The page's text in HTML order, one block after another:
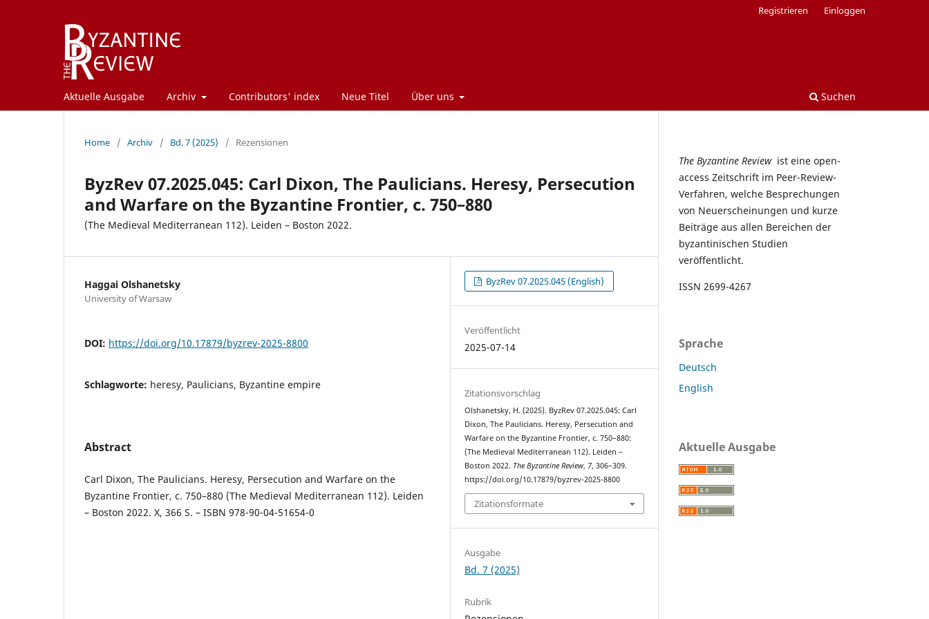
Aktuelle Ausgabe Archiv Contributors' index Neue Titel Über uns Suchen
Registrieren Einloggen
Home / Archiv / Bd. 7 (2025) / Rezensionen
ByzRev 07.2025.045: Carl Dixon, The Paulicians. Heresy, Persecution
and Warfare on the Byzantine Frontier, c. 750–880
(The Medieval Mediterranean 112). Leiden – Boston 2022.
Haggai Olshanetsky
University of Warsaw
DOI: https://doi.org/10.17879/byzrev-2025-8800
Schlagworte: heresy, Paulicians, Byzantine empire
Abstract
Carl Dixon, The Paulicians. Heresy, Persecution and Warfare on the
Byzantine Frontier, c. 750–880 (The Medieval Mediterranean 112). Leiden
– Boston 2022. X, 366 S. – ISBN 978-90-04-51654-0
ByzRev 07.2025.045 (English)
Veröffentlicht
2025-07-14
Zitationsvorschlag
Olshanetsky, H. (2025). ByzRev 07.2025.045: Carl
Dixon, The Paulicians. Heresy, Persecution and
Warfare on the Byzantine Frontier, c. 750–880:
(The Medieval Mediterranean 112). Leiden –
Boston 2022. The Byzantine Review, 7, 306–309.
https://doi.org/10.17879/byzrev-2025-8800
Zitationsformate
Ausgabe
Bd. 7 (2025)
Rubrik
The Byzantine Reviewist eine open-
access Zeitschrift im Peer-Review-
Verfahren, welche Besprechungen
von Neuerscheinungen und kurze
Beiträge aus allen Bereichen der
byzantinischen Studien
veröffentlicht.
ISSN 2699-4267
Sprache
Deutsch
English
Aktuelle Ausgabe